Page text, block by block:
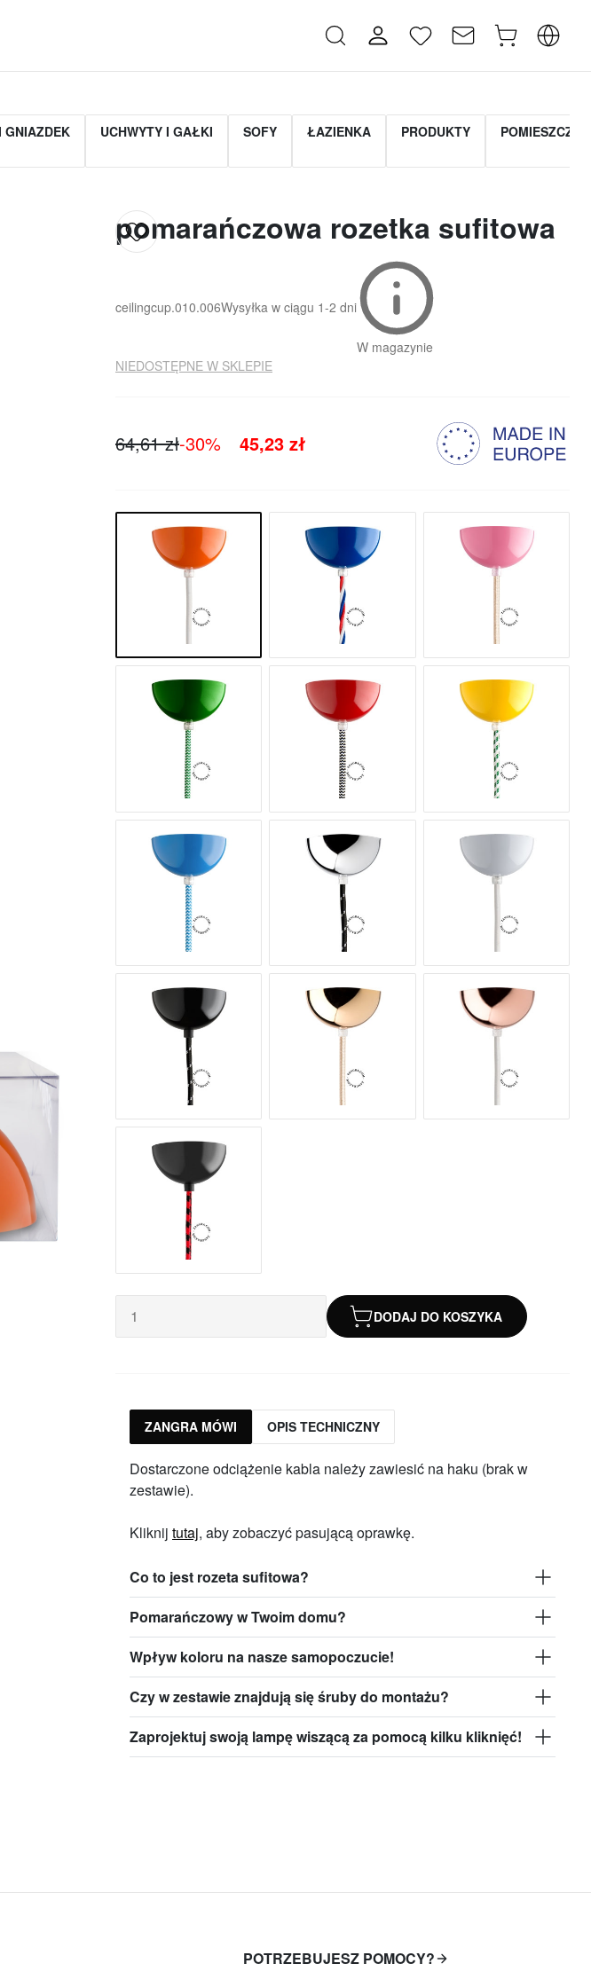
GNIAZDEK UCHWYTY I GAŁKI SOFY ŁAZIENKA PRODUKTY
pomarańczowa rozetka sufitowa
ceilingcup.010.006Wysyłka w ciągu 1-2 dni
W magazynie
NIEDOSTĘPNE W SKLEPIE
64,61 zł-30% 45,23 zł
DODAJ DO KOSZYKA
ZANGRA MÓWI OPIS TECHNICZNY
Dostarczone odciążenie kabla należy zawiesić na haku (brak w
zestawie).
Kliknij tutaj, aby zobaczyć pasującą oprawkę.
Co to jest rozeta sufitowa?
Pomarańczowy w Twoim domu?
Wpływ koloru na nasze samopoczucie!
Czy w zestawie znajdują się śruby do montażu?
Zaprojektuj swoją lampę wiszącą za pomocą kilku kliknięć!
POTRZEBUJESZ POMOCY?